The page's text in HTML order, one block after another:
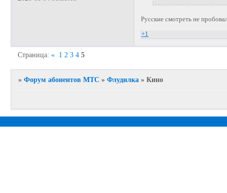
Русские смотреть не
+1
Страница:« 1 2 3 4 5
»Форум абонентов МТС »Флудилка »Кино